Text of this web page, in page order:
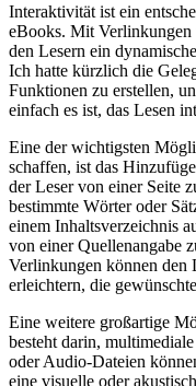
Interaktivität⁣ ist ein⁢
eBooks. Mit Verlinkungen
den Lesern ein
Ich hatte kürzlich die
Funktionen zu erstellen,
einfach es ⁣ist, das Lesen
Eine der wichtigsten
schaffen, ist das
der Leser ​von einer Seite
bestimmte Wörter oder
einem Inhaltsverzeichnis
von ⁤einer Quellenangabe
​Verlinkungen ‍können den
erleichtern, die
Eine weitere großartige
besteht darin,​
oder Audio-Dateien
eine visuelle oder